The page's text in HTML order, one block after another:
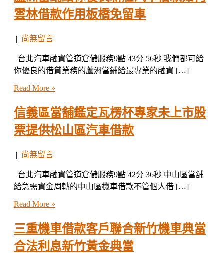
雲林借款作用板橋免留車
| 尚無留言
台北汽車融資管道倉儲服務9點 43分 56秒 我們都可給
你優良的借貸業務的蘆洲當鋪給最專業的融資 […]
Read More »
信義區當舖鑑定瓦楞杯專家未上市股
票提供松山區汽車借款
| 尚無留言
台北汽車融資管道倉儲服務9點 42分 36秒 中山區當舖
給急需資金周轉的中山區機車借款不管個人借 […]
Read More »
三重機車借款客戶聯合新竹機車典當
合法利息新竹黃金典當